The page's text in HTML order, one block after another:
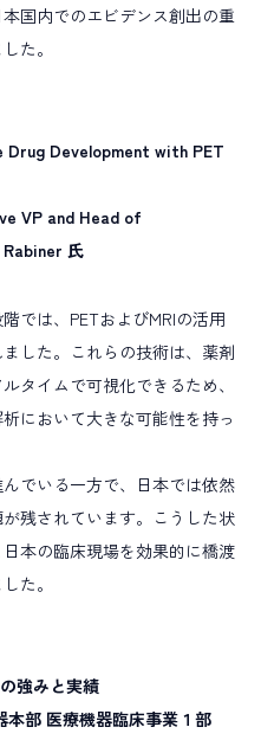
国内でのエビデンス創出の重
た。
Drug Development with PET
VP and Head of
氏
では、PETおよびMRIの活用
した。これらの技術は、薬剤
タイムで可視化できるため、
において大きな可能性を持っ
でいる一方で、日本では依然
残されています。こうした状
本の臨床現場を効果的に橋渡
た。
強みと実績
本部 医療機器臨床事業１部